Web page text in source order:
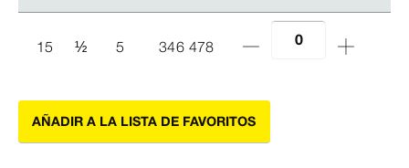
15 ½ 5 346 478
AÑADIR A LA LISTA DE FAVORITOS